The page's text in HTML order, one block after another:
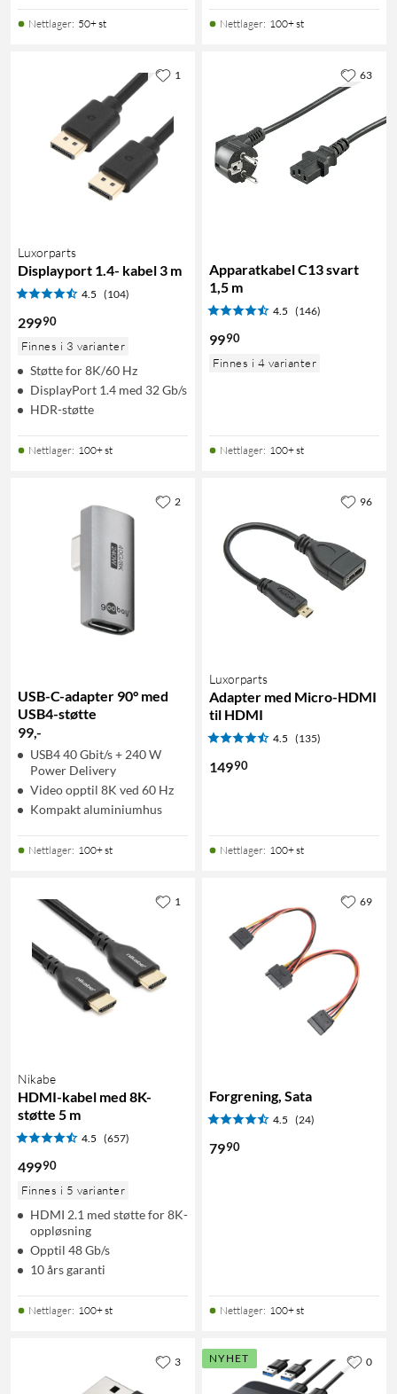
Nettlager: 50+ st Nettlager: 100+ st
Luxorparts
Displayport 1.4- kabel 3 m
4.5 (104)
29990
Finnes i 3 varianter
Støtte for 8K/60 Hz
DisplayPort 1.4 med 32 Gb/s
HDR-støtte
Nettlager: 100+ st
1
Apparatkabel C13 svart
1,5 m
4.5 (146)
9990
Finnes i 4 varianter
Nettlager: 100+ st
63
USB-C-adapter 90° med
USB4-støtte
99,-
USB4 40 Gbit/s + 240 W
Power Delivery
Video opptil 8K ved 60 Hz
Kompakt aluminiumhus
Nettlager: 100+ st
2
Luxorparts
Adapter med Micro-HDMI
til HDMI
4.5 (135)
14990
Nettlager: 100+ st
96
Nikabe
HDMI-kabel med 8K-
støtte 5 m
4.5 (657)
49990
Finnes i 5 varianter
HDMI 2.1 med støtte for 8K-
oppløsning
Opptil 48 Gb/s
10 års garanti
Nettlager: 100+ st
1
Forgrening, Sata
4.5 (24)
7990
Nettlager: 100+ st
69
3 NYHET 0